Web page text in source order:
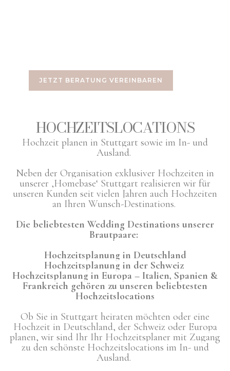
JETZT BERATUNG VEREINBAREN
HOCHZEITSLOCATIONS
Hochzeit planen in Stuttgart sowie im In- und
Ausland.
Neben der Organisation exklusiver Hochzeiten in
unserer ‚Homebase‘ Stuttgart realisieren wir für
unseren Kunden seit vielen Jahren auch Hochzeiten
an Ihren Wunsch-Destinations.
Die beliebtesten Wedding Destinations unserer
Brautpaare:
Hochzeitsplanung in Deutschland
Hochzeitsplanung in der Schweiz
Hochzeitsplanung in Europa – Italien, Spanien &
Frankreich gehören zu unseren beliebtesten
Hochzeitslocations
Ob Sie in Stuttgart heiraten möchten oder eine
Hochzeit in Deutschland, der Schweiz oder Europa
planen, wir sind Ihr Ihr Hochzeitsplaner mit Zugang
zu den schönste Hochzeitslocations im In- und
Ausland.